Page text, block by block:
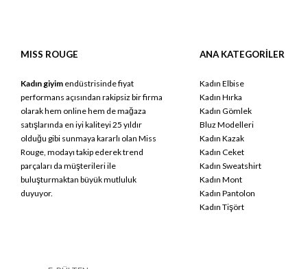
MISS ROUGE
Kadın giyim endüstrisinde fiyat
performans açısından rakipsiz bir firma
olarak hem online hem de mağaza
satışlarında en iyi kaliteyi 25 yıldır
olduğu gibi sunmaya kararlı olan Miss
Rouge, modayı takip ederek trend
parçaları da müşterileri ile
buluşturmaktan büyük mutluluk
duyuyor.
ANA KATEGORİLER
Kadın Elbise
Kadın Hırka
Kadın Gömlek
Bluz Modelleri
Kadın Kazak
Kadın Ceket
Kadın Sweatshirt
Kadın Mont
Kadın Pantolon
Kadın Tişört